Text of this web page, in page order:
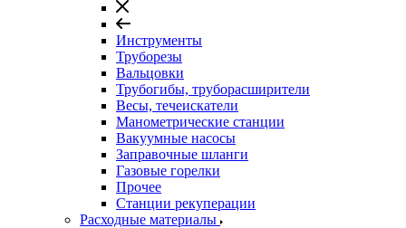
Инструменты
Труборезы
Вальцовки
Трубогибы, труборасширители
Весы, течеискатели
Манометрические станции
Вакуумные насосы
Заправочные шланги
Газовые горелки
Прочее
Станции рекуперации
Расходные материалы